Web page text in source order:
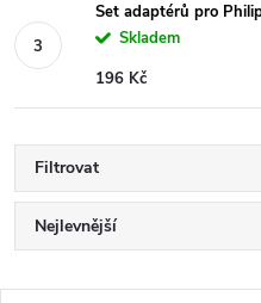
Set adaptérů pro
Skladem
196 Kč
Filtrovat
Ř
a
Nejlevnější